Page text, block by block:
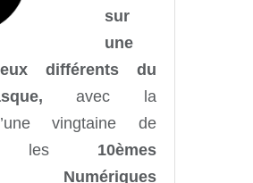
sur
une
différents du
avec la
vingtaine de
les 10èmes
Numériques